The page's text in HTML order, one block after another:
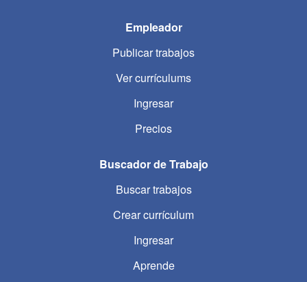
Empleador
Publicar trabajos
Ver currículums
Ingresar
Precios
Buscador de Trabajo
Buscar trabajos
Crear currículum
Ingresar
Aprende